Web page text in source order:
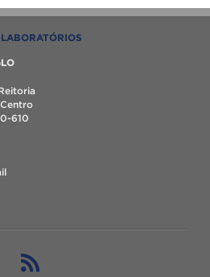
610